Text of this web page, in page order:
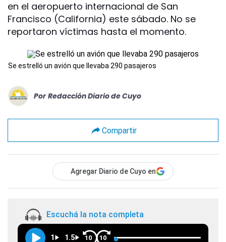
en el aeropuerto internacional de San
Francisco (California) este sábado. No se
reportaron víctimas hasta el momento.
Se estrelló un avión que llevaba 290 pasajeros
Por Redacción Diario de Cuyo
Compartir
Agregar Diario de Cuyo en
Escuchá la nota completa
1 1.5 10 10